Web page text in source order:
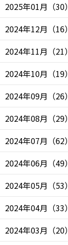
2025年01月 （30）
2024年12月 （16）
2024年11月 （21）
2024年10月 （19）
2024年09月 （26）
2024年08月 （29）
2024年07月 （62）
2024年06月 （49）
2024年05月 （53）
2024年04月 （33）
2024年03月 （20）